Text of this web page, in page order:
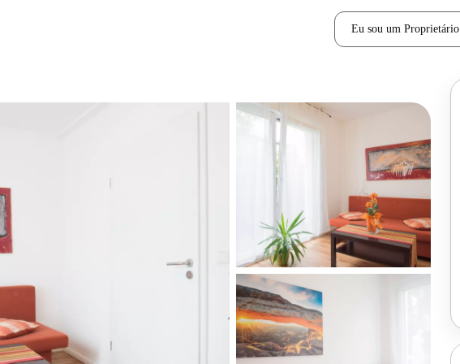
Eu sou um Proprietário